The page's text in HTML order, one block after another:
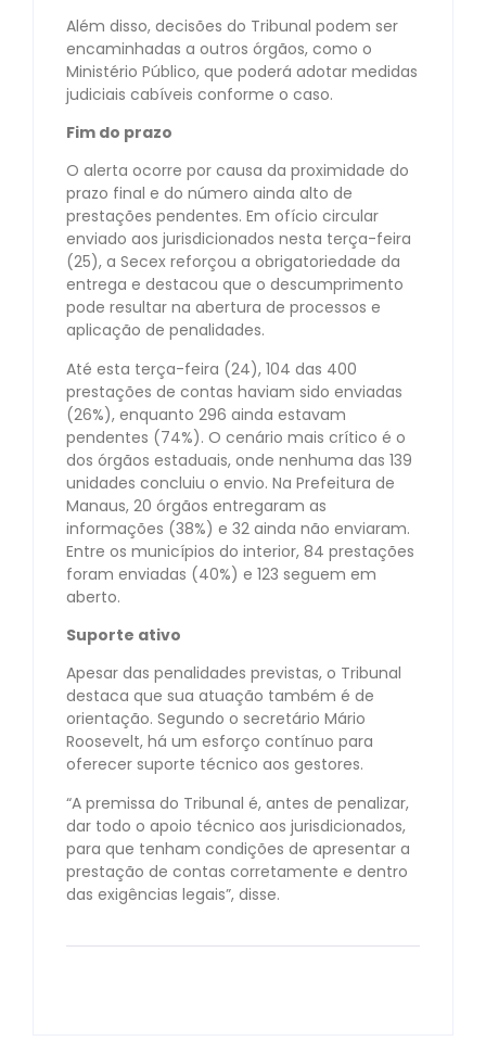
Além disso, decisões do Tribunal podem ser
encaminhadas a outros órgãos, como o
Ministério Público, que poderá adotar medidas
judiciais cabíveis conforme o caso.
Fim do prazo
O alerta ocorre por causa da proximidade do
prazo final e do número ainda alto de
prestações pendentes. Em ofício circular
enviado aos jurisdicionados nesta terça-feira
(25), a Secex reforçou a obrigatoriedade da
entrega e destacou que o descumprimento
pode resultar na abertura de processos e
aplicação de penalidades.
Até esta terça-feira (24), 104 das 400
prestações de contas haviam sido enviadas
(26%), enquanto 296 ainda estavam
pendentes (74%). O cenário mais crítico é o
dos órgãos estaduais, onde nenhuma das 139
unidades concluiu o envio. Na Prefeitura de
Manaus, 20 órgãos entregaram as
informações (38%) e 32 ainda não enviaram.
Entre os municípios do interior, 84 prestações
foram enviadas (40%) e 123 seguem em
aberto.
Suporte ativo
Apesar das penalidades previstas, o Tribunal
destaca que sua atuação também é de
orientação. Segundo o secretário Mário
Roosevelt, há um esforço contínuo para
oferecer suporte técnico aos gestores.
“A premissa do Tribunal é, antes de penalizar,
dar todo o apoio técnico aos jurisdicionados,
para que tenham condições de apresentar a
prestação de contas corretamente e dentro
das exigências legais”, disse.